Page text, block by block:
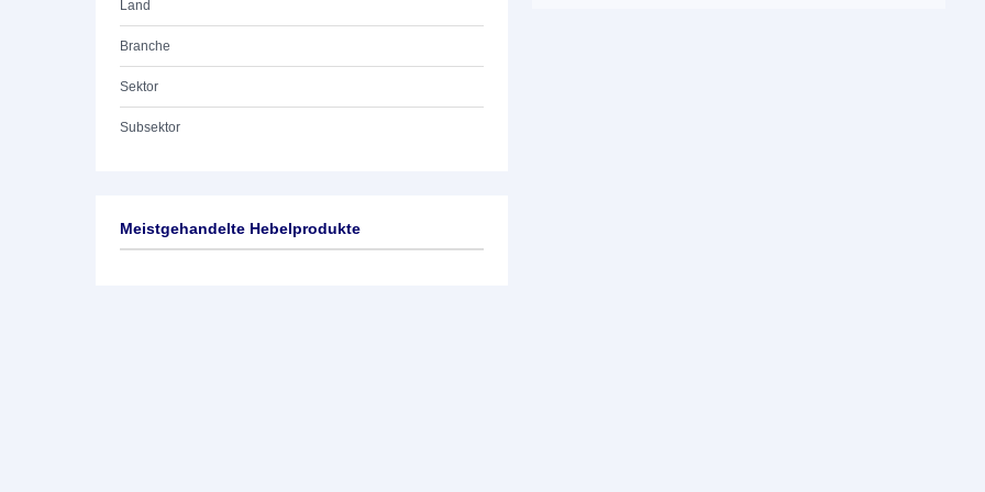
Land
Branche
Sektor
Subsektor
Meistgehandelte Hebelprodukte